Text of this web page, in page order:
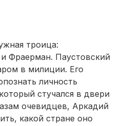
троица:
Фраерман. Паустовский
в милиции. Его
личность
стучался в двери
очевидцев, Аркадий
какой стране оно